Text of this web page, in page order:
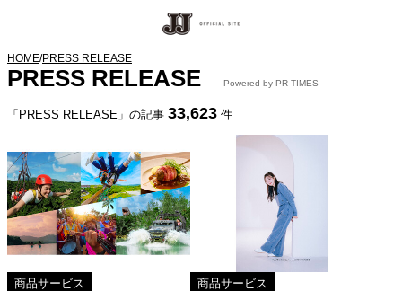
HOME/PRESS RELEASE
PRESS RELEASE Powered by PR TIMES
「PRESS RELEASE」の記事 33,623 件
商品サービス 商品サービス